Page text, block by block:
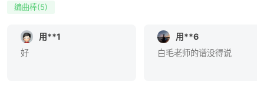
编曲棒(5)
用**1
好
用**6
白毛老师的谱没得说